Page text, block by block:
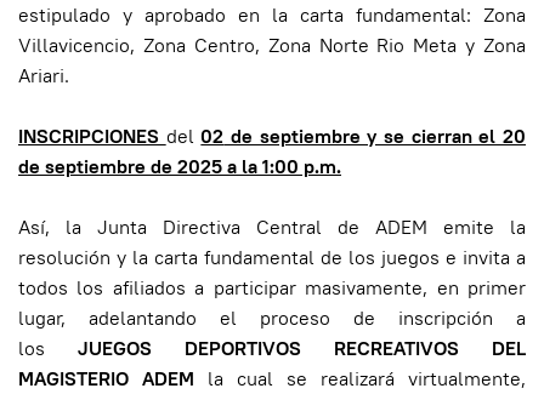
estipulado y aprobado en la carta fundamental: Zona
Villavicencio, Zona Centro, Zona Norte Rio Meta y Zona
Ariari.
INSCRIPCIONES del02 de septiembre y se cierran el 20
de septiembre de 2025 a la 1:00 p.m.
Así, la Junta Directiva Central de ADEM emite la
resolución y la carta fundamental de los juegos e invita a
todos los afiliados a participar masivamente, en primer
lugar, adelantando el proceso de inscripción a
los JUEGOS DEPORTIVOS RECREATIVOS DEL
MAGISTERIO ADEM la cual se realizará virtualmente,